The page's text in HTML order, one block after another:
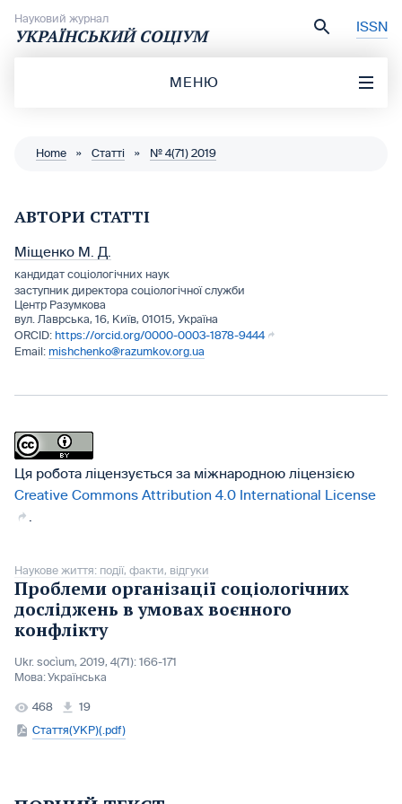
Науковий журнал
УКРАЇНСЬКИЙ СОЦІУМ ISSN
МЕНЮ
Home » Статті » № 4(71) 2019
АВТОРИ СТАТТІ
Міщенко М. Д.
кандидат соціологічних наук
заступник директора соціологічної служби
Центр Разумкова
вул. Лаврська, 16, Київ, 01015, Україна
https://orcid.org/0000-0003-1878-9444
mishchenko@razumkov.org.ua
Ця робота ліцензується за міжнародною ліцензією
Creative Commons Attribution 4.0 International License
Наукове життя: події, факти, відгуки
Проблеми організації соціологічних
досліджень в умовах воєнного
конфлікту
Ukr. socìum, 2019, 4(71): 166-171
Мова:Українська
468
19
Стаття(УКР)(.pdf)